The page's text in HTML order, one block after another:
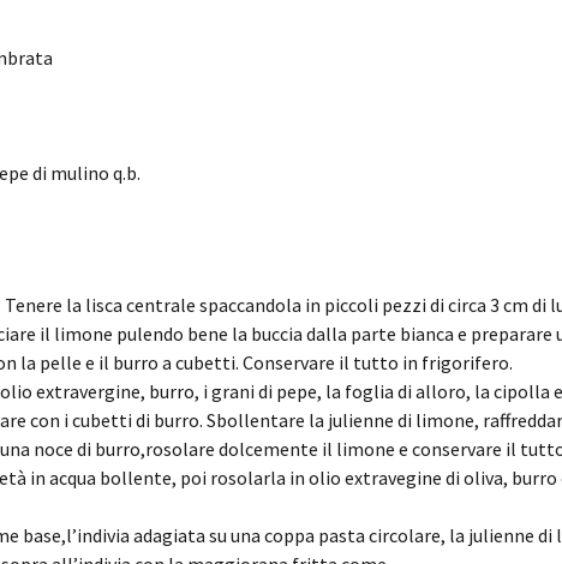
di mulino q.b.
la lisca centrale spaccandola in piccoli pezzi di circa 3 cm di
il limone pulendo bene la buccia dalla parte bianca e preparare
la pelle e il burro a cubetti. Conservare il tutto in frigorifero.
extravergine, burro, i grani di pepe, la foglia di alloro, la cipolla
con i cubetti di burro. Sbollentare la julienne di limone,
noce di burro,rosolare dolcemente il limone e conservare il
in acqua bollente, poi rosolarla in olio extravegine di oliva, burro
base,l’indivia adagiata su una coppa pasta circolare, la julienne di